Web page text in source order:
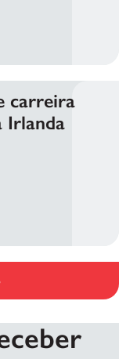
carreira
Irlanda